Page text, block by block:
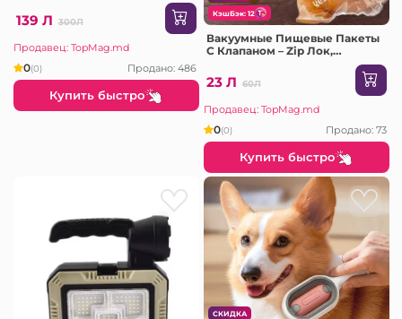
139 Л 300Л
Продавец: TopMag.md
0(0) Продано: 486
Купить быстро
КэшБэк: 12
Вакуумные Пищевые Пакеты
С Клапаном – Zip Лок,
(XK211)
23 Л 60Л
Продавец: TopMag.md
0(0) Продано: 73
Купить быстро
СКИДКА